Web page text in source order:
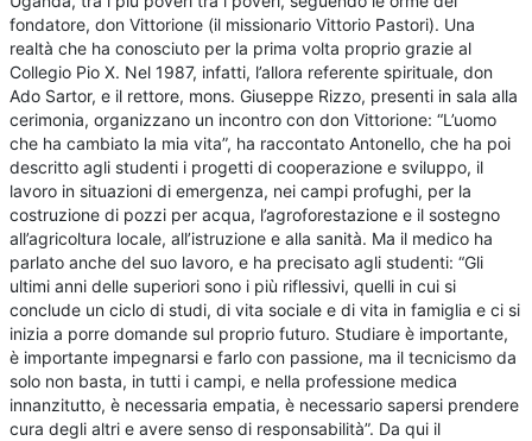
fondatore, don Vittorione (il missionario Vittorio Pastori). Una
realtà che ha conosciuto per la prima volta proprio grazie al
Collegio Pio X. Nel 1987, infatti, l’allora referente spirituale, don
Ado Sartor, e il rettore, mons. Giuseppe Rizzo, presenti in sala alla
cerimonia, organizzano un incontro con don Vittorione: “L’uomo
che ha cambiato la mia vita”, ha raccontato Antonello, che ha poi
descritto agli studenti i progetti di cooperazione e sviluppo, il
lavoro in situazioni di emergenza, nei campi profughi, per la
costruzione di pozzi per acqua, l’agroforestazione e il sostegno
all’agricoltura locale, all’istruzione e alla sanità. Ma il medico ha
parlato anche del suo lavoro, e ha precisato agli studenti: “Gli
ultimi anni delle superiori sono i più riflessivi, quelli in cui si
conclude un ciclo di studi, di vita sociale e di vita in famiglia e ci si
inizia a porre domande sul proprio futuro. Studiare è importante,
è importante impegnarsi e farlo con passione, ma il tecnicismo da
solo non basta, in tutti i campi, e nella professione medica
innanzitutto, è necessaria empatia, è necessario sapersi prendere
cura degli altri e avere senso di responsabilità”. Da qui il